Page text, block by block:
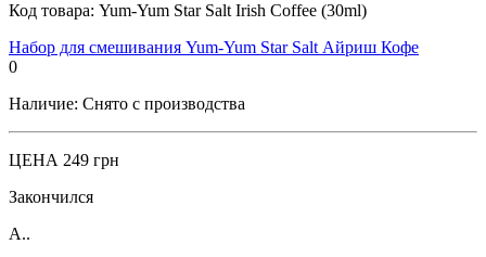
Код товара: Yum-Yum Star Salt Irish Coffee (30ml)
Набор для смешивания Yum-Yum Star Salt Айриш Кофе
0
Наличие: Снято с производства
ЦЕНА 249 грн
Закончился
А..